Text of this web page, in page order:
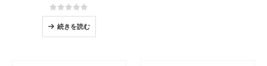
05つのうち
続きを読む